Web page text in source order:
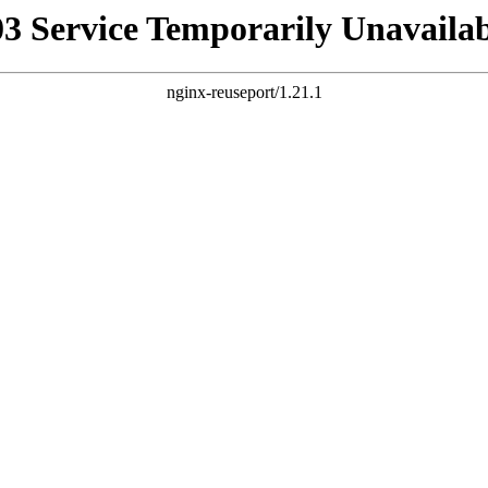
Service Temporarily
nginx-reuseport/1.21.1